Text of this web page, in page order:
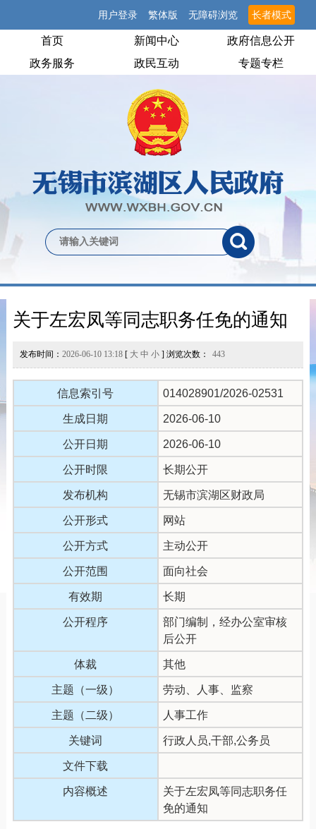
用户登录 繁体版 无障碍浏览 长者模式
首页 新闻中心
政府信息公开
政务服务
政民互动 专题专栏
关于左宏凤等同志职务任免的通知
发布时间： 2026-06-10 13:18[ 大 中 小] 浏览次数： 443
信息索引号 014028901/2026-02531
生成日期 2026-06-10
公开日期 2026-06-10
公开时限 长期公开
发布机构 无锡市滨湖区财政局
公开形式 网站
公开方式 主动公开
公开范围 面向社会
有效期 长期
公开程序
部门编制，经办公室审核
后公开
体裁 其他
主题（一级） 劳动、人事、监察
主题（二级） 人事工作
关键词 行政人员,干部,公务员
文件下载
内容概述
关于左宏凤等同志职务任
免的通知